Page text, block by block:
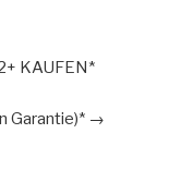
KAUFEN*
Garantie)* →